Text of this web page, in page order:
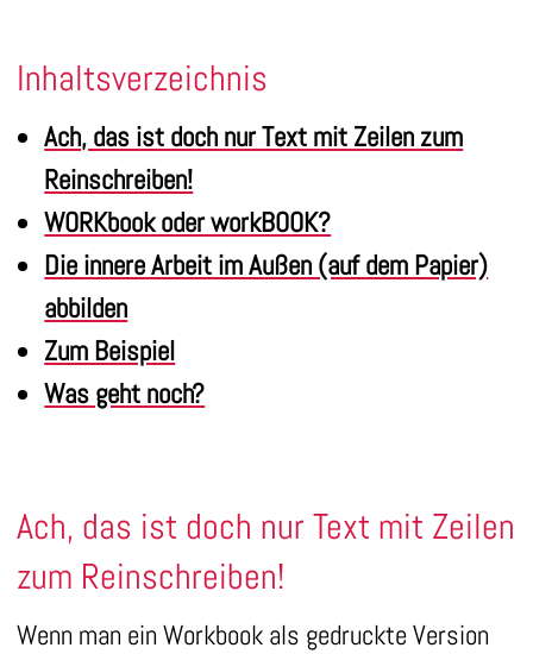
Inhaltsverzeichnis
Ach, das ist doch nur Text mit Zeilen zum
Reinschreiben!
WORKbook oder workBOOK?
Die innere Arbeit im Außen (auf dem Papier)
abbilden
Zum Beispiel
Was geht noch?
Ach, das ist doch nur Text mit Zeilen
zum Reinschreiben!
Wenn man ein Workbook als gedruckte Version